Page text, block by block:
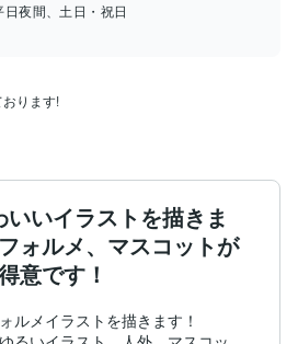
夜間、土日・祝日
ります!
いイラストを描きま
ォルメ、マスコットが
意です！
ルメイラストを描きます！